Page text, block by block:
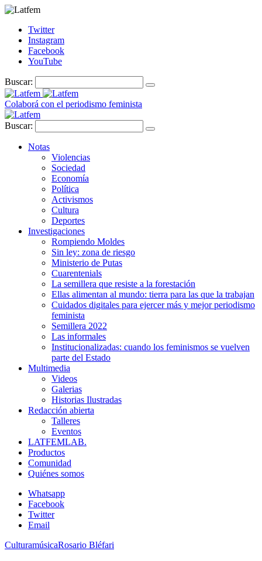
Twitter
Instagram
Facebook
YouTube
Buscar:
Colaborá con el periodismo feminista
Buscar:
Notas
Violencias
Sociedad
Economía
Política
Activismos
Cultura
Deportes
Investigaciones
Rompiendo Moldes
Sin ley: zona de riesgo
Ministerio de Putas
Cuarentenials
La semillera que resiste a la forestación
Ellas alimentan al mundo: tierra para las que la trabajan
Cuidados digitales para ejercer más y mejor periodismo
feminista
Semillera 2022
Las informales
Institucionalizadas: cuando los feminismos se vuelven
parte del Estado
Multimedia
Videos
Galerias
Historias Ilustradas
Redacción abierta
Talleres
Eventos
LATFEMLAB.
Productos
Comunidad
Quiénes somos
Whatsapp
Facebook
Twitter
Email
CulturamúsicaRosario Bléfari